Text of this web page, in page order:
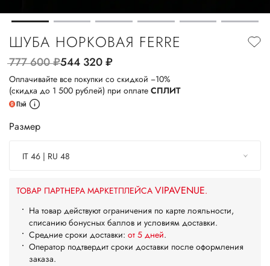
ШУБА НОРКОВАЯ FERRE
777 600руб.544 320руб.
Оплачивайте все покупки со скидкой −10%
(скидка до 1 500 рублей) при оплате СПЛИТ
Размер
IT 46 | RU 48
ТОВАР ПАРТНЕРА МАРКЕТПЛЕЙСА VIPAVENUE.
На товар действуют ограничения по карте лояльности,
списанию бонусных баллов и условиям доставки.
Средние сроки доставки: от 5 дней.
Оператор подтвердит сроки доставки после оформления
заказа.